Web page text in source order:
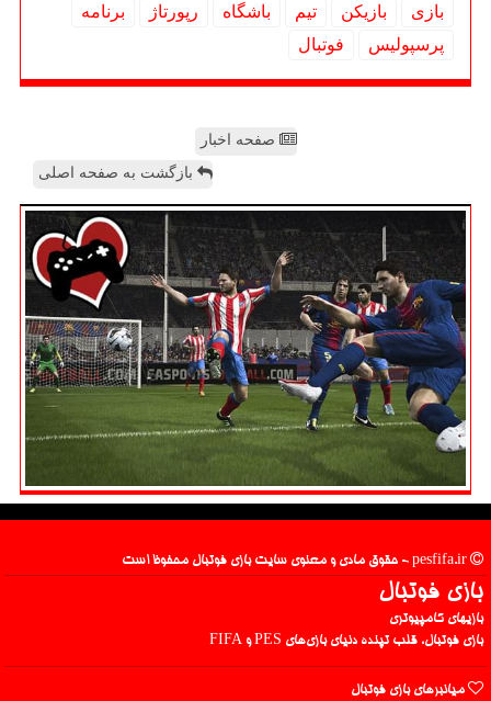
بازی بازیكن تیم باشگاه رپورتاژ
برنامه
پرسپولیس
فوتبال
صفحه اخبار
بازگشت به صفحه اصلی
بازی فوتبال
بازیهای کامپیوتری
بازی فوتبال، قلب تپنده دنیای بازی‌های PES و FIFA
میانبرهای بازی فوتبال